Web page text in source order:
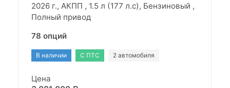
2026 г., АКПП , 1.5 л (177 л.с), Бензиновый ,
Полный привод
78 опций
В наличии С ПТС 2 автомобиля
Цена